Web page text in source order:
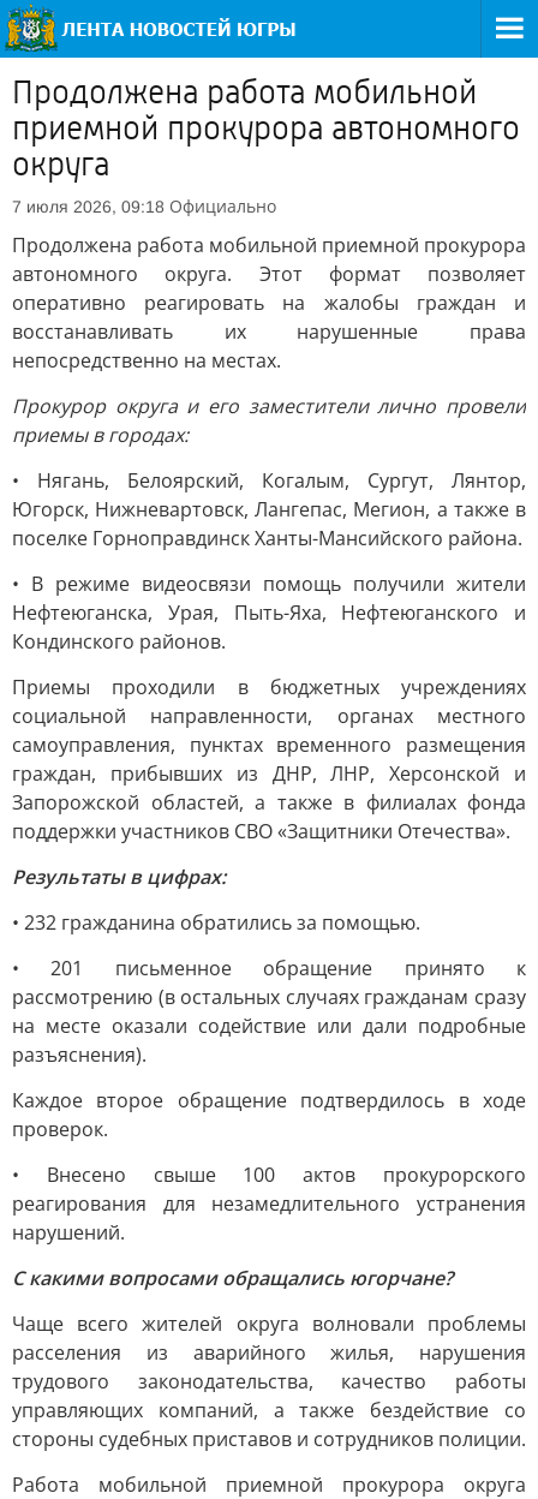
Продолжена работа мобильной
приемной прокурора автономного
округа
7 июля 2026, 09:18 Официально
Продолжена работа мобильной приемной прокурора
автономного округа. Этот формат позволяет
оперативно реагировать на жалобы граждан и
восстанавливать их нарушенные права
непосредственно на местах.
Прокурор округа и его заместители лично провели
приемы в городах:
• Нягань, Белоярский, Когалым, Сургут, Лянтор,
Югорск, Нижневартовск, Лангепас, Мегион, а также в
поселке Горноправдинск Ханты-Мансийского района.
• В режиме видеосвязи помощь получили жители
Нефтеюганска, Урая, Пыть-Яха, Нефтеюганского и
Кондинского районов.
Приемы проходили в бюджетных учреждениях
социальной направленности, органах местного
самоуправления, пунктах временного размещения
граждан, прибывших из ДНР, ЛНР, Херсонской и
Запорожской областей, а также в филиалах фонда
поддержки участников СВО «Защитники Отечества».
Результаты в цифрах:
• 232 гражданина обратились за помощью.
• 201 письменное обращение принято к
рассмотрению (в остальных случаях гражданам сразу
на месте оказали содействие или дали подробные
разъяснения).
Каждое второе обращение подтвердилось в ходе
проверок.
• Внесено свыше 100 актов прокурорского
реагирования для незамедлительного устранения
нарушений.
С какими вопросами обращались югорчане?
Чаще всего жителей округа волновали проблемы
расселения из аварийного жилья, нарушения
трудового законодательства, качество работы
управляющих компаний, а также бездействие со
стороны судебных приставов и сотрудников полиции.
Работа мобильной приемной прокурора округа